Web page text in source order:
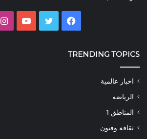
فيسبوك تويتر يوتيوب
TRENDING TOPICS
اخبار عالمية
الرياضة
المناطق 1
ثقافة وفنون